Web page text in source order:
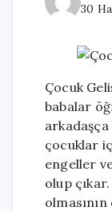
30
Çocuk
babalar
çocuklar
engeller
olup